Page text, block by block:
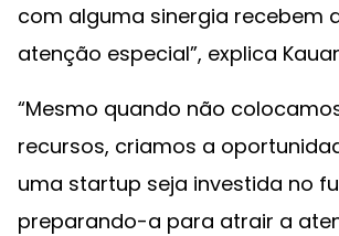
com alguma sinergia recebem
atenção especial”, explica
“Mesmo quando não
recursos, criamos a
uma startup seja investida no
preparando-a para atrair a